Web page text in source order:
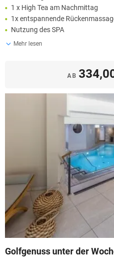
1 x High Tea am Nachmittag
1x entspannende
Nutzung des SPA
Mehr lesen
AB
Golfgenuss unter der